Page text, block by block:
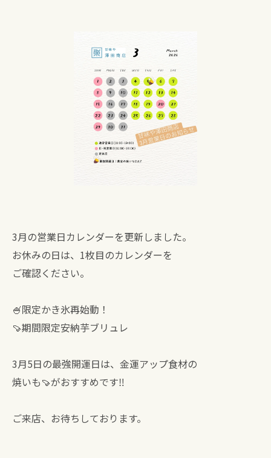
3月の営業日カレンダーを更新しました。
お休みの日は、1枚目のカレンダーを
ご確認ください。
🍧限定かき氷再始動！
🍠期間限定安納芋ブリュレ
3月5日の最強開運日は、金運アップ食材の
焼いも🍠がおすすめです‼︎
ご来店、お待ちしております。